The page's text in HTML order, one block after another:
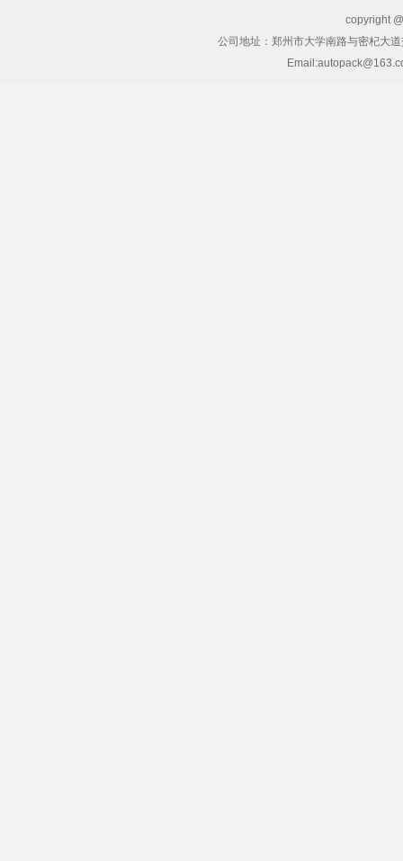
copyright
公司地址：郑州市大学南路与密杞